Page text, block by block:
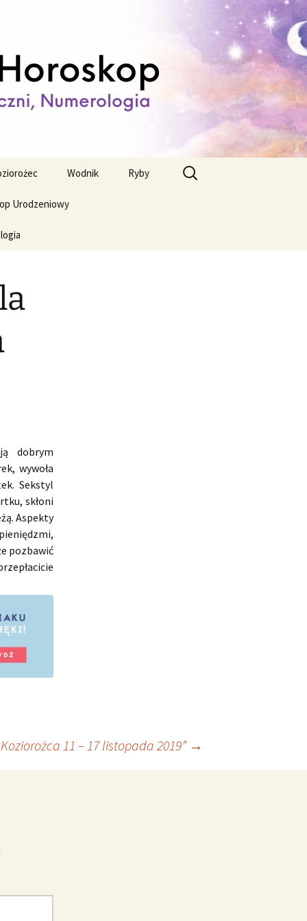
Wodnik Ryby
Urodzeniowy
Szukaj:
dobrym
wywoła
Sekstyl
skłoni
Aspekty
pozbawić
11 – 17 listopada 2019” →